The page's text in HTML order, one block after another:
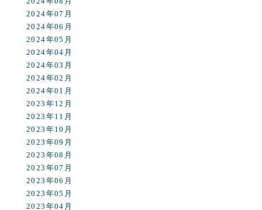
2024年07月
2024年06月
2024年05月
2024年04月
2024年03月
2024年02月
2024年01月
2023年12月
2023年11月
2023年10月
2023年09月
2023年08月
2023年07月
2023年06月
2023年05月
2023年04月